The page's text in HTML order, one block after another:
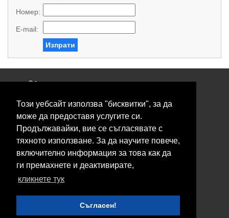
Този уебсайт използва "бисквитки", за да
може да предоставя услугите си.
Продължавайки, вие се съгласявате с
тяхното използване. За да научите повече,
включително информация за това как да
ги премахнете и деактивирате,
кликнете тук
Съгласен!
Номер:
E-mail:
Изпрати
Общи условия
Свържете се с нас
Контакти
Нашите сервизи
Блог
© 2026 Fransizkup.bg всички права запазени
Изграждане и поддръжка от
Boby_fransizkup